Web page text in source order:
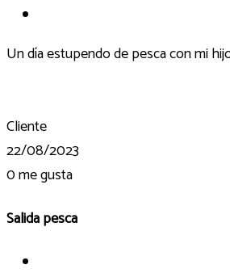
Un día estupendo de pesca con mi
Cliente
22/08/2023
0me gusta
Salida pesca